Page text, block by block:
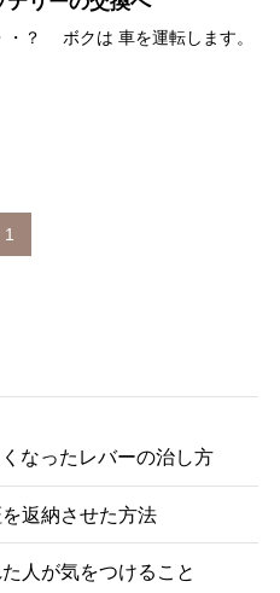
・？ ボクは 車を運転します。
1
なったレバーの治し方
返納させた方法
人が気をつけること